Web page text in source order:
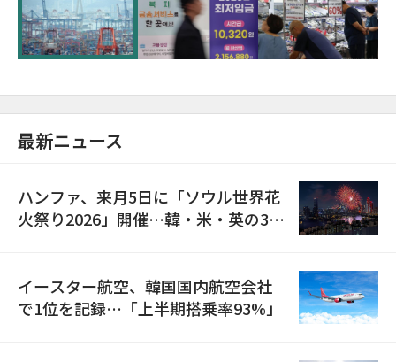
が初の1000億ドル突破
最新ニュース
ハンファ、来月5日に「ソウル世界花
火祭り2026」開催…韓・米・英の3カ
イースター航空、韓国国内航空会社
で1位を記録…「上半期搭乗率93%」